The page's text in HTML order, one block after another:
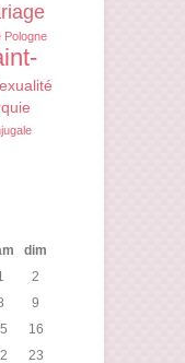
Pologne
dim
2
9
16
23